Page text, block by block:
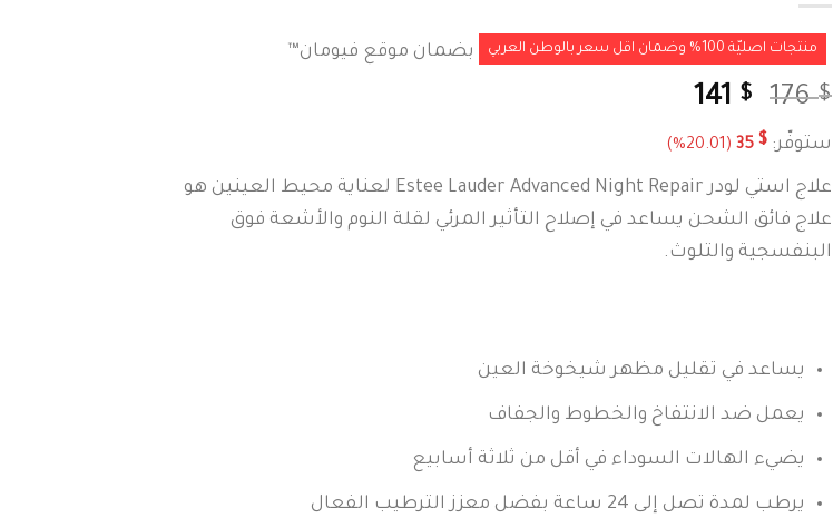
منتجات اصليّة 100% وضمان اقل سعر بالوطن العربي بضمان موقع فيومان™
176$
141 $
ستوفّر: 35 $
(20.01%)
علاج استي لودر Estee Lauder Advanced Night Repair لعناية محيط العينين هو
علاج فائق الشحن يساعد في إصلاح التأثير المرئي لقلة النوم والأشعة فوق
البنفسجية والتلوث.
يساعد في تقليل مظهر شيخوخة العين
يعمل ضد الانتفاخ والخطوط والجفاف
يضيء الهالات السوداء في أقل من ثلاثة أسابيع
يرطب لمدة تصل إلى 24 ساعة بفضل معزز الترطيب الفعال